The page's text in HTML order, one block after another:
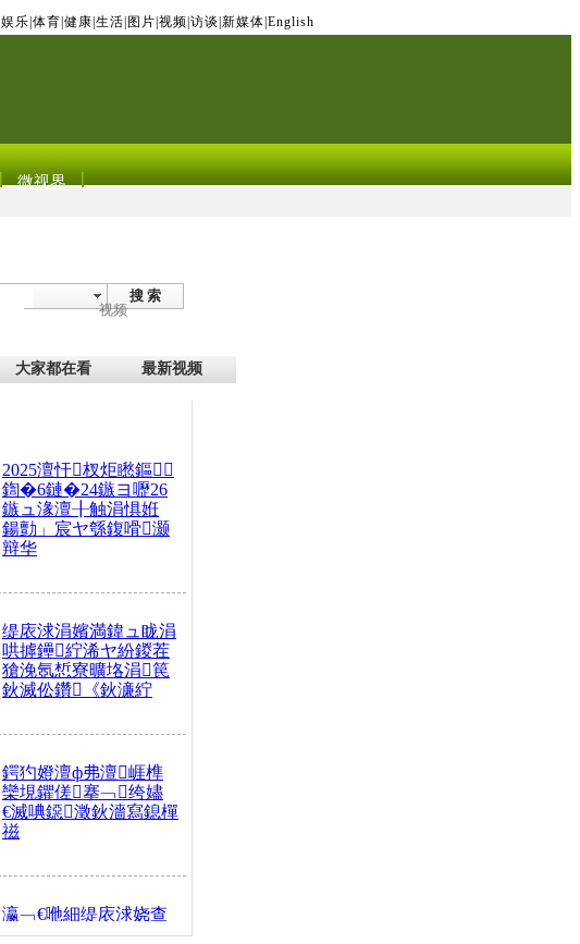
娱乐 体育 健康 生活 图片 视频 访谈 新媒体 English
微视界
搜 索
视频
大家都在看 最新视频
2025澶忓杈炬矁鏂
鍧�6鏈�24鏃ヨ嚦26
鏃ュ湪澶╂触涓惧姙
鍚勯」宸ヤ綔鍑嗗灏
辩华
缇庡浗涓嬪満鍏ュ眬涓
哄摢鑸紵浠ヤ紛鍐茬
獊浼氬惁寮曠垎涓笢
鈥滅伀鑽《鈥濓紵
鍔犳嬁澶ф弗澶崕榫
欒垷鑺傞搴﹁绔嬧
€滅唺鐚澂鈥濇寫鎴樿
禌
瀛﹁€咃細缇庡浗娆查
€间笢鍗椾簹涓庝腑鍥